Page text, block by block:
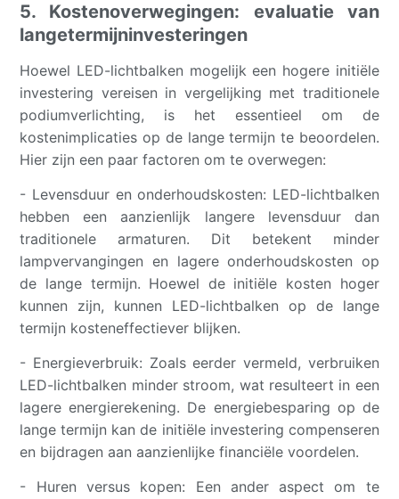
5. Kostenoverwegingen: evaluatie van
langetermijninvesteringen
Hoewel LED-lichtbalken mogelijk een hogere initiële
investering vereisen in vergelijking met traditionele
podiumverlichting, is het essentieel om de
kostenimplicaties op de lange termijn te beoordelen.
Hier zijn een paar factoren om te overwegen:
- Levensduur en onderhoudskosten: LED-lichtbalken
hebben een aanzienlijk langere levensduur dan
traditionele armaturen. Dit betekent minder
lampvervangingen en lagere onderhoudskosten op
de lange termijn. Hoewel de initiële kosten hoger
kunnen zijn, kunnen LED-lichtbalken op de lange
termijn kosteneffectiever blijken.
- Energieverbruik: Zoals eerder vermeld, verbruiken
LED-lichtbalken minder stroom, wat resulteert in een
lagere energierekening. De energiebesparing op de
lange termijn kan de initiële investering compenseren
en bijdragen aan aanzienlijke financiële voordelen.
- Huren versus kopen: Een ander aspect om te